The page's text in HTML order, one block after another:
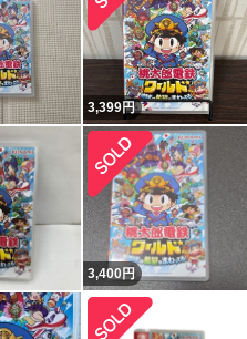
3,399円
3,400円